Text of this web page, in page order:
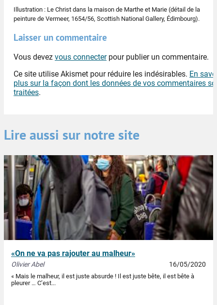
Illustration : Le Christ dans la maison de Marthe et Marie (détail de la
peinture de Vermeer, 1654/56, Scottish National Gallery, Édimbourg).
Laisser un commentaire
Vous devez vous connecterpour publier un commentaire.
Ce site utilise Akismet pour réduire les indésirables. En
plus sur la façon dont les données de vos commentaires
traitées.
Lire aussi sur notre site
«On ne va pas rajouter au malheur»
16/05/2020
Olivier Abel
« Mais le malheur, il est juste absurde ! Il est juste bête, il est bête à
pleurer … C’est...